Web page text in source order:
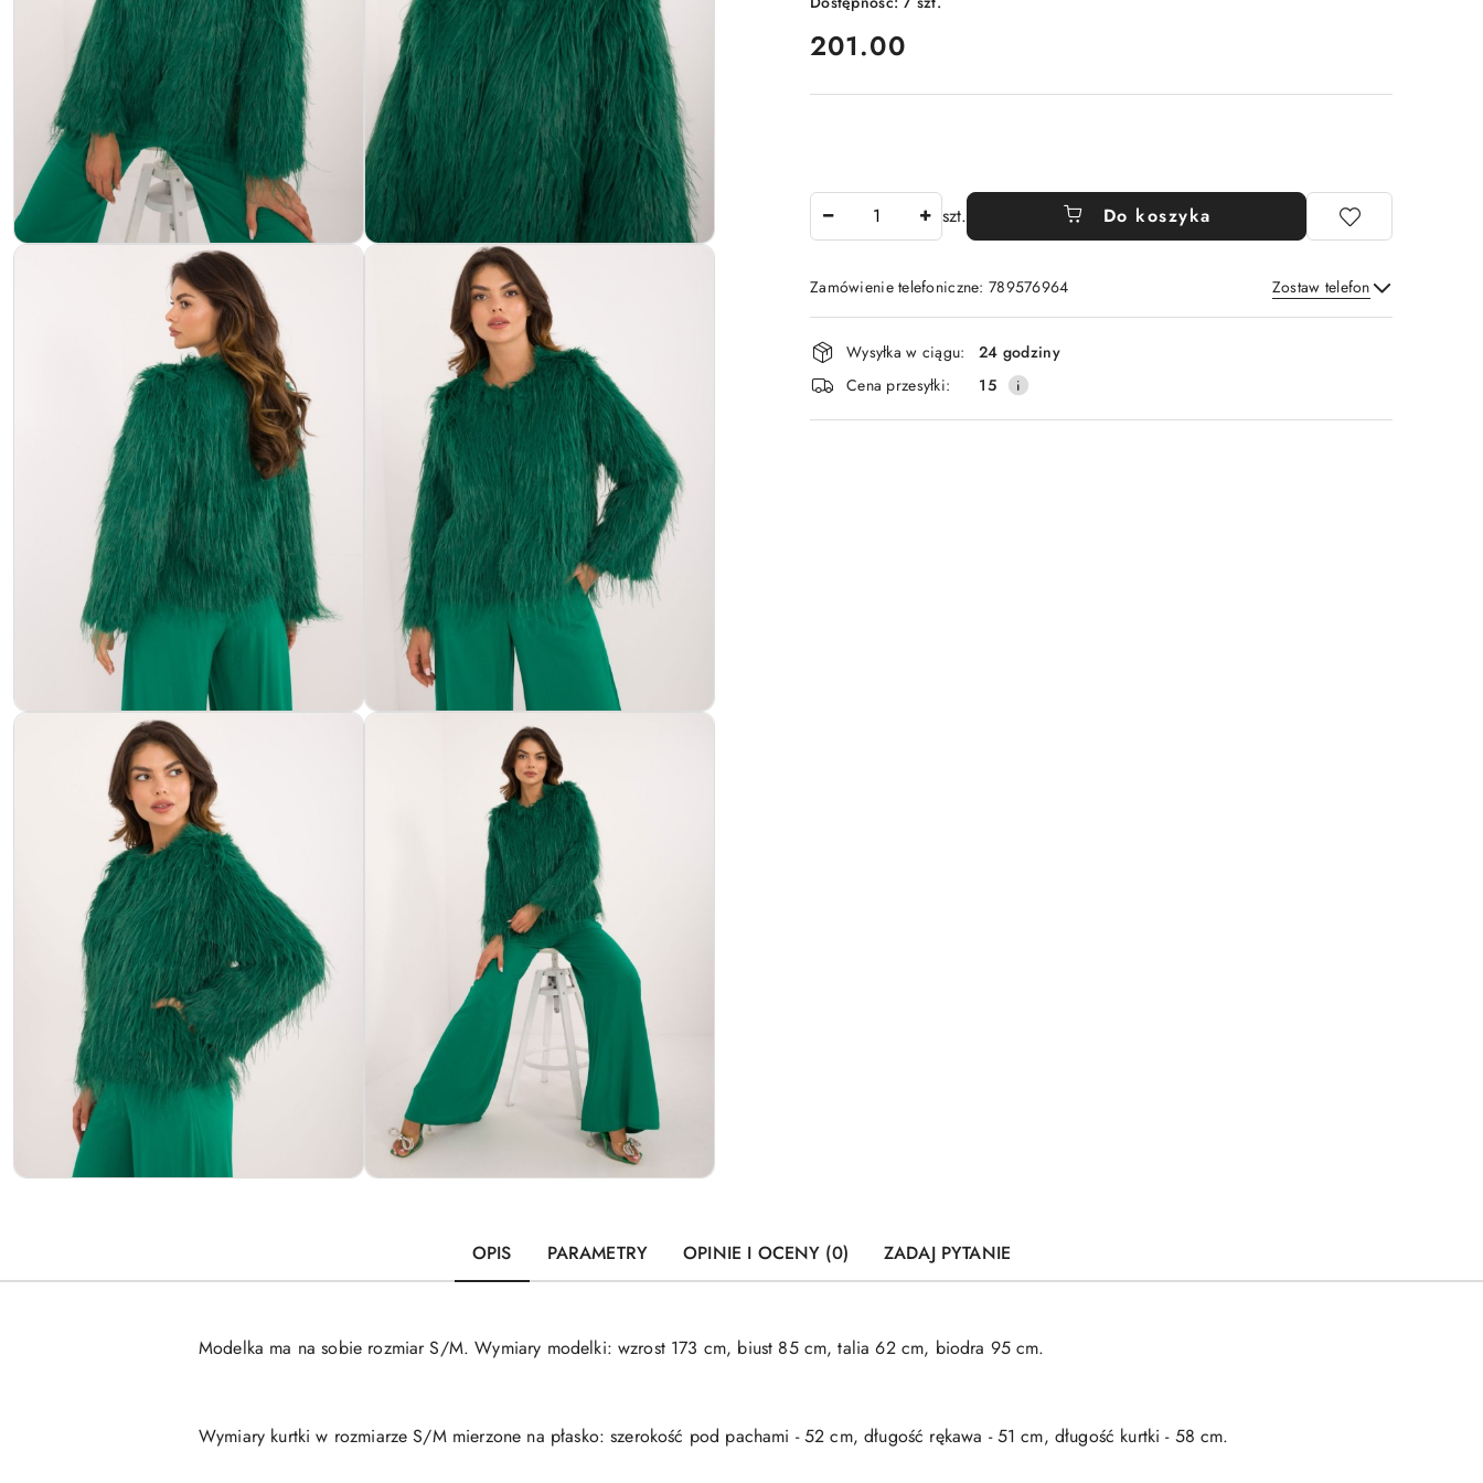
cena:
201.00
szt. Do koszyka
Zamówienie telefoniczne: 789576964 Zostaw telefon
Wyślij
Dostępność
i
dostawa
Wysyłka w ciągu:
24 godziny
Cena przesyłki:
15
OPIS PARAMETRY OPINIE I OCENY (0) ZADAJ PYTANIE
Modelka ma na sobie rozmiar S/M. Wymiary modelki: wzrost 173 cm, biust 85 cm, talia 62 cm, biodra 95 cm.
Wymiary kurtki w rozmiarze S/M mierzone na płasko: szerokość pod pachami - 52 cm, długość rękawa - 51 cm, długość kurtki - 58 cm.